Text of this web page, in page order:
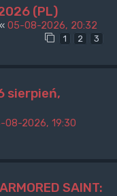
(PL)
« 05-08-2026, 20:32
1 2 3
sierpień,
08-2026, 19:30
SAINT: